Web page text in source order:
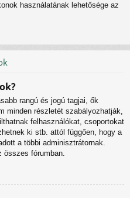
használatának lehetősége az
rangú és jogú tagjai, ők
minden részletét szabályozhatják,
felhasználókat, csoportokat
ki stb. attól függően, hogy a
a többi adminisztrátornak.
összes fórumban.